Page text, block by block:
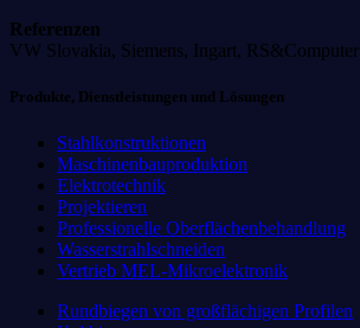
Referenzen
VW Slovakia, Siemens, Ingart, RS&Computer
Produkte, Dienstleistungen und Lösungen
Stahlkonstruktionen
Maschinenbauproduktion
Elektrotechnik
Projektieren
Professionelle Oberflächenbehandlung
Wasserstrahlschneiden
Vertrieb MEL-Mikroelektronik
Rundbiegen von großflächigen Profilen